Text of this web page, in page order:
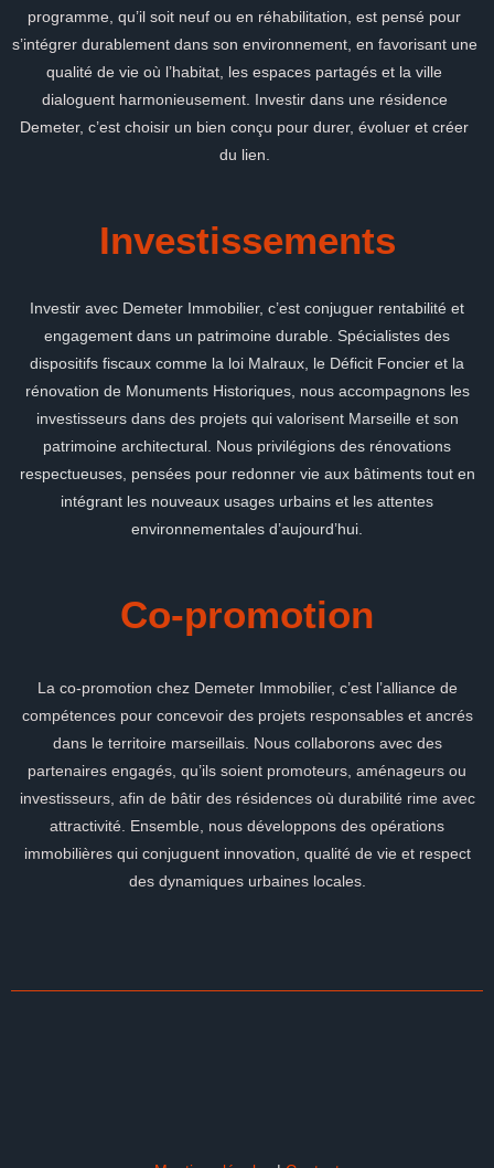
programme, qu’il soit neuf ou en réhabilitation, est pensé pour
s’intégrer durablement dans son environnement, en favorisant une
qualité de vie où l’habitat, les espaces partagés et la ville
dialoguent harmonieusement. Investir dans une résidence
Demeter, c’est choisir un bien conçu pour durer, évoluer et créer
du lien.
Investissements
Investir avec Demeter Immobilier, c’est conjuguer rentabilité et
engagement dans un patrimoine durable. Spécialistes des
dispositifs fiscaux comme la loi Malraux, le Déficit Foncier et la
rénovation de Monuments Historiques, nous accompagnons les
investisseurs dans des projets qui valorisent Marseille et son
patrimoine architectural. Nous privilégions des rénovations
respectueuses, pensées pour redonner vie aux bâtiments tout en
intégrant les nouveaux usages urbains et les attentes
environnementales d’aujourd’hui.
Co-promotion
La co-promotion chez Demeter Immobilier, c’est l’alliance de
compétences pour concevoir des projets responsables et ancrés
dans le territoire marseillais. Nous collaborons avec des
partenaires engagés, qu’ils soient promoteurs, aménageurs ou
investisseurs, afin de bâtir des résidences où durabilité rime avec
attractivité. Ensemble, nous développons des opérations
immobilières qui conjuguent innovation, qualité de vie et respect
des dynamiques urbaines locales.